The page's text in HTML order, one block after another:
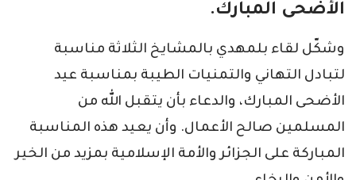
الأضحى المبارك.
وشكّل لقاء بلمهدي بالمشايخ الثلاثة مناسبة
لتبادل التهاني والتمنيات الطيبة بمناسبة عيد
الأضحى المبارك، والدعاء بأن يتقبل الله من
المسلمين صالح الأعمال. وأن يعيد هذه المناسبة
المباركة على الجزائر والأمة الإسلامية بمزيد من الخير